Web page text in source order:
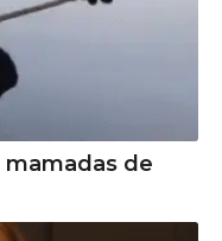
mamadas de